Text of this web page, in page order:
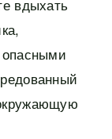
вдыхать